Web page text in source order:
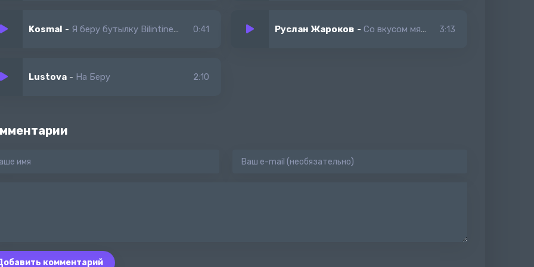
Kosmal - Я беру бутылку Bilintine (балантайне) 0:41 Руслан Жароков -Со вкусом мяты 3:13
Lustova - На Беру 2:10
комментарий